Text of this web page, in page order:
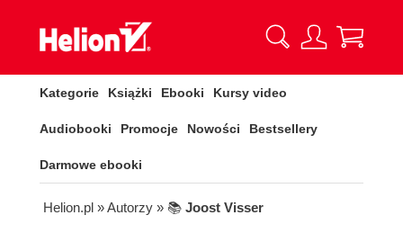
Kategorie Książki Ebooki Kursy video
Audiobooki Promocje Nowości Bestsellery
Darmowe ebooki
Helion.pl » Autorzy » 📚 Joost Visser